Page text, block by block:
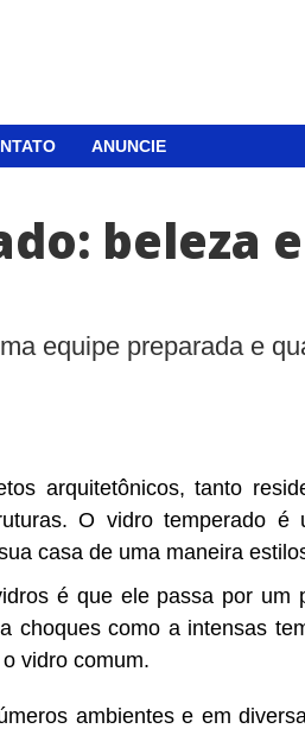
ANUNCIE
beleza
equipe preparada e
arquitetônicos, tanto
O vidro temperado
casa de uma maneira
é que ele passa por um
choques como a intensas
vidro comum.
ambientes e em